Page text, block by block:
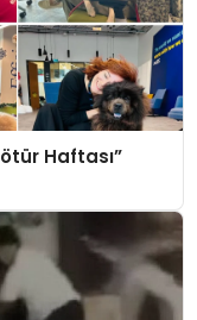
Haftası”